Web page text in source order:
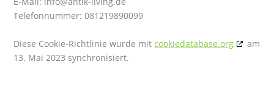
Telefonnummer: 081219890099
Diese Cookie-Richtlinie wurde mitcookiedatabase.org
am
13. Mai 2023 synchronisiert.